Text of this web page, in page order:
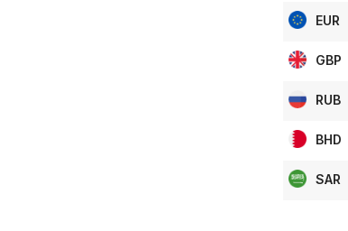
EUR
GBP
RUB
BHD
SAR